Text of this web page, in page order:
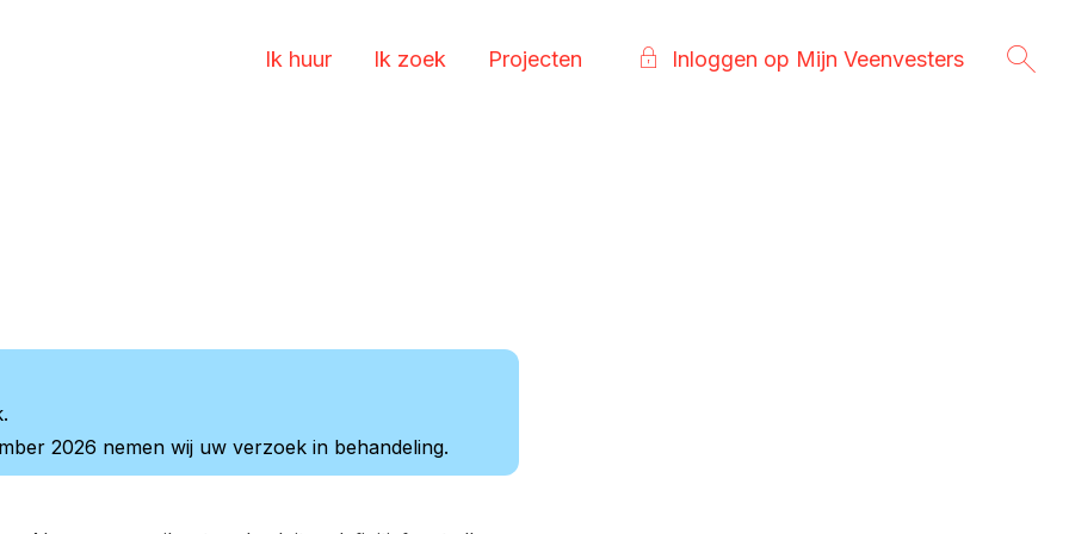
Ik huur Ik zoek Projecten Inloggen op Mijn Veenvesters
2026 nemen wij uw verzoek in behandeling.